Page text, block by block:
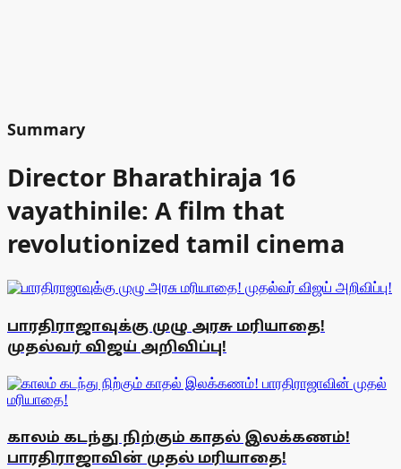
Summary
Director Bharathiraja 16
vayathinile: A film that
revolutionized tamil cinema
பாரதிராஜாவுக்கு முழு அரசு மரியாதை!
முதல்வர் விஜய் அறிவிப்பு!
காலம் கடந்து நிற்கும் காதல் இலக்கணம்!
பாரதிராஜாவின் முதல் மரியாதை!